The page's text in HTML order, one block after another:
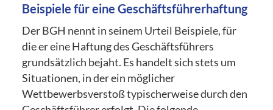
Beispiele für eine Geschäftsführerhaftung
Der BGH nennt in seinem Urteil Beispiele, für
die er eine Haftung des Geschäftsführers
grundsätzlich bejaht. Es handelt sich stets um
Situationen, in der ein möglicher
Wettbewerbsverstoß typischerweise durch den